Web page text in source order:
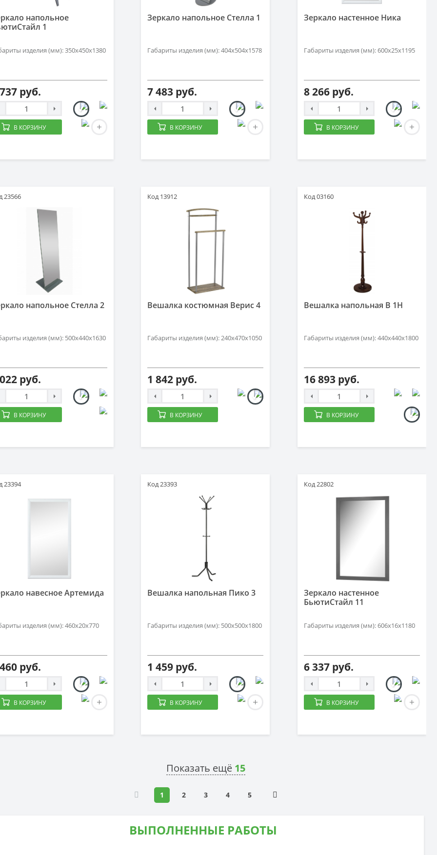
напольное
1
изделия (мм): 350x450x1380
руб.
В КОРЗИНУ
Зеркало напольное Стелла 1
Габариты изделия (мм): 404x504x1578
7 483 руб.
В КОРЗИНУ
Зеркало настенное Ника
Габариты изделия (мм): 600x25x1195
8 266 руб.
В КОРЗИНУ
23566
напольное Стелла 2
изделия (мм): 500x440x1630
руб.
В КОРЗИНУ
Код 13912
Вешалка костюмная Верис 4
Габариты изделия (мм): 240х470х1050
1 842 руб.
В КОРЗИНУ
Код 03160
Вешалка напольная В 1H
Габариты изделия (мм): 440х440х1800
16 893 руб.
В КОРЗИНУ
23394
навесное Артемида
изделия (мм): 460x20x770
руб.
В КОРЗИНУ
Код 23393
Вешалка напольная Пико 3
Габариты изделия (мм): 500x500x1800
1 459 руб.
В КОРЗИНУ
Код 22802
Зеркало настенное
БьютиСтайл 11
Габариты изделия (мм): 606x16x1180
6 337 руб.
В КОРЗИНУ
Показать ещё 15
1 2 3 4 5
ВЫПОЛНЕННЫЕ РАБОТЫ